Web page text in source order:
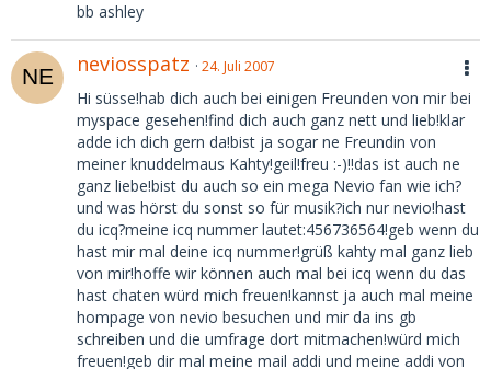
bb ashley
neviosspatz 24. Juli 2007
Hi süsse!hab dich auch bei einigen Freunden von mir bei
myspace gesehen!find dich auch ganz nett und lieb!klar
adde ich dich gern da!bist ja sogar ne Freundin von
meiner knuddelmaus Kahty!geil!freu :-)!!das ist auch ne
ganz liebe!bist du auch so ein mega Nevio fan wie ich?
und was hörst du sonst so für musik?ich nur nevio!hast
du icq?meine icq nummer lautet:456736564!geb wenn du
hast mir mal deine icq nummer!grüß kahty mal ganz lieb
von mir!hoffe wir können auch mal bei icq wenn du das
hast chaten würd mich freuen!kannst ja auch mal meine
hompage von nevio besuchen und mir da ins gb
schreiben und die umfrage dort mitmachen!würd mich
freuen!geb dir mal meine mail addi und meine addi von